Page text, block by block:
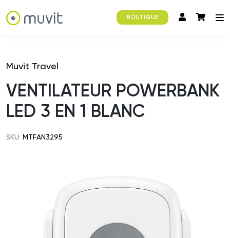
BOUTIQUE
Muvit Travel
VENTILATEUR POWERBANK
LED 3 EN 1 BLANC
SKU: MTFAN3295